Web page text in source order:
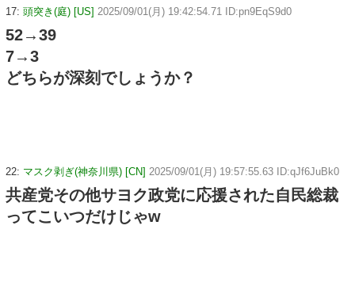
17: 頭突き(庭) [US] 2025/09/01(月) 19:42:54.71 ID:pn9EqS9d0
52→39
7→3
どちらが深刻でしょうか？
22: マスク剥ぎ(神奈川県) [CN] 2025/09/01(月) 19:57:55.63 ID:qJf6JuBk0
共産党その他サヨク政党に応援された自民総裁
ってこいつだけじゃw